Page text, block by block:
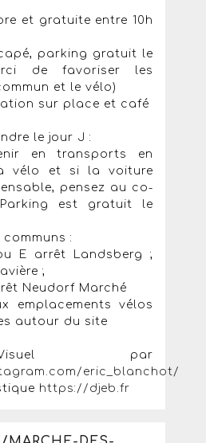
et gratuite entre 10h
parking gratuit le
de favoriser les
et le vélo)
sur place et café
le jour J :
en transports en
vélo et si la voiture
pensez au co-
est gratuit le
:
E arrêt Landsberg ;
;
Neudorf Marché
emplacements vélos
autour du site
par
eric_blanchot/
https://djeb.fr